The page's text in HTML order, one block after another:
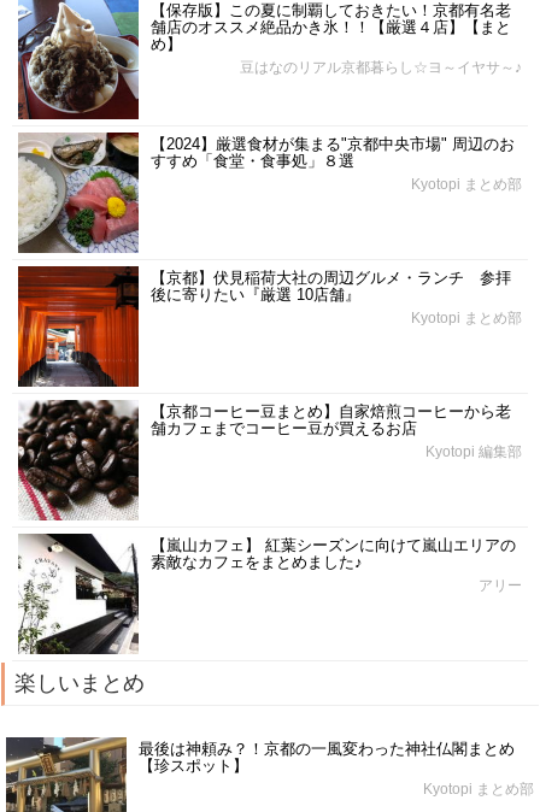
【保存版】この夏に制覇しておきたい！京都有名老
舗店のオススメ絶品かき氷！！【厳選４店】【まと
め】
豆はなのリアル京都暮らし☆ヨ～イヤサ～♪
【2024】厳選食材が集まる"京都中央市場" 周辺のお
すすめ「食堂・食事処」８選
Kyotopi まとめ部
【京都】伏見稲荷大社の周辺グルメ・ランチ 参拝
後に寄りたい『厳選 10店舗』
Kyotopi まとめ部
【京都コーヒー豆まとめ】自家焙煎コーヒーから老
舗カフェまでコーヒー豆が買えるお店
Kyotopi 編集部
【嵐山カフェ】 紅葉シーズンに向けて嵐山エリアの
素敵なカフェをまとめました♪
アリー
楽しいまとめ
最後は神頼み？！京都の一風変わった神社仏閣まとめ
【珍スポット】
Kyotopi まとめ部